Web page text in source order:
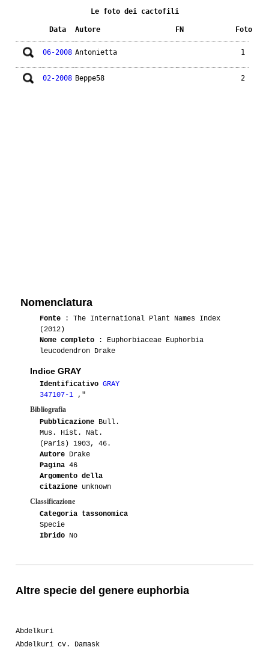
Le foto dei cactofili
Data Autore FN Foto
06-2008 Antonietta 1
02-2008 Beppe58 2
Nomenclatura
Fonte : The International Plant Names Index
(2012)
Nome completo : Euphorbiaceae Euphorbia
leucodendron Drake
Indice GRAY
Identificativo GRAY
347107-1 ,"
Bibliografia
Pubblicazione Bull.
Mus. Hist. Nat.
(Paris) 1903, 46.
Autore Drake
Pagina 46
Argomento della
citazione unknown
Classificazione
Categoria tassonomica
Specie
Ibrido No
Altre specie del genere euphorbia
Abdelkuri
Abdelkuri cv. Damask